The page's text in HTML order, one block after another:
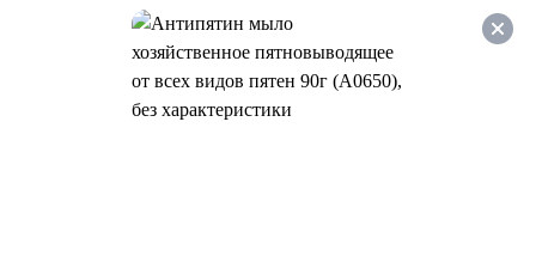
Оформляйте заказ НА
САМОВЫВОЗ и получайте
СКИДКУ 7%
Овощи